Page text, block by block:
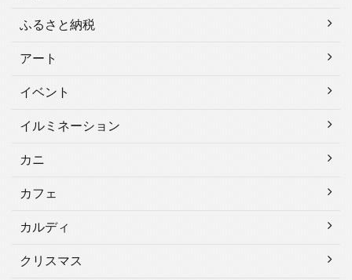
ふるさと納税
アート
イベント
イルミネーション
カニ
カフェ
カルディ
クリスマス